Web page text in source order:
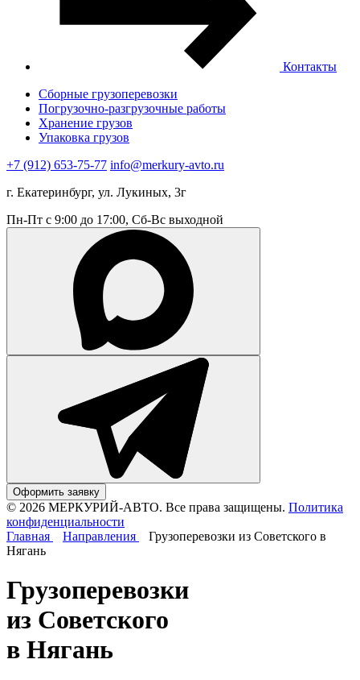
Контакты
Сборные грузоперевозки
Погрузочно-разгрузочные работы
Хранение грузов
Упаковка грузов
+7 (912) 653-75-77 info@merkury-avto.ru
г. Екатеринбург, ул. Лукиных, 3г
Пн-Пт с 9:00 до 17:00, Сб-Вс выходной
Оформить заявку
© 2026 МЕРКУРИЙ-АВТО. Все права защищены. Политика
конфиденциальности
Главная
Направления
Грузоперевозки из Советского в
Нягань
Грузоперевозки
из Советского
в Нягань